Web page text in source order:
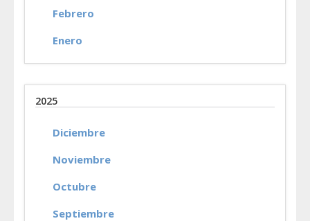
Febrero
Enero
2025
Diciembre
Noviembre
Octubre
Septiembre